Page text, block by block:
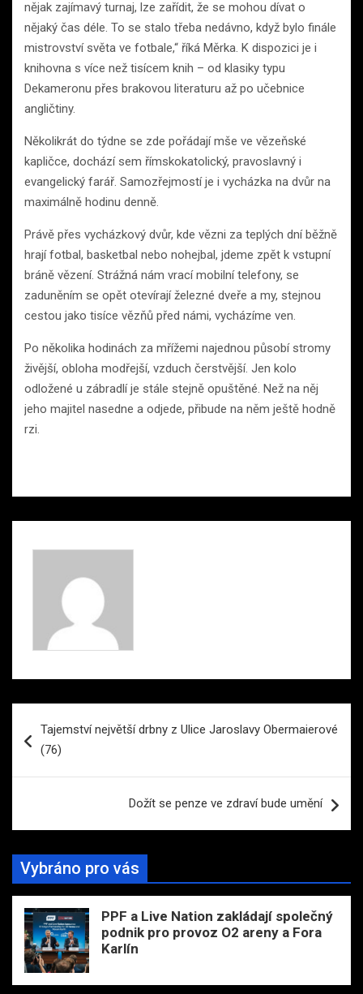
nějak zajímavý turnaj, lze zařídit, že se mohou dívat o
nějaký čas déle. To se stalo třeba nedávno, když bylo finále
mistrovství světa ve fotbale,“ říká Měrka. K dispozici je i
knihovna s více než tisícem knih – od klasiky typu
Dekameronu přes brakovou literaturu až po učebnice
angličtiny.
Několikrát do týdne se zde pořádají mše ve vězeňské
kapličce, dochází sem římskokatolický, pravoslavný i
evangelický farář. Samozřejmostí je i vycházka na dvůr na
maximálně hodinu denně.
Právě přes vycházkový dvůr, kde vězni za teplých dní běžně
hrají fotbal, basketbal nebo nohejbal, jdeme zpět k vstupní
bráně vězení. Strážná nám vrací mobilní telefony, se
zaduněním se opět otevírají železné dveře a my, stejnou
cestou jako tisíce vězňů před námi, vycházíme ven.
Po několika hodinách za mřížemi najednou působí stromy
živější, obloha modřejší, vzduch čerstvější. Jen kolo
odložené u zábradlí je stále stejně opuštěné. Než na něj
jeho majitel nasedne a odjede, přibude na něm ještě hodně
rzi.
proTajemství největší drbny z Ulice Jaroslavy Obermaierové
(76)
Dožít se penze ve zdraví bude umění
Vybráno pro vás
PPF a Live Nation zakládají společný
podnik pro provoz O2 areny a Fora
Karlín